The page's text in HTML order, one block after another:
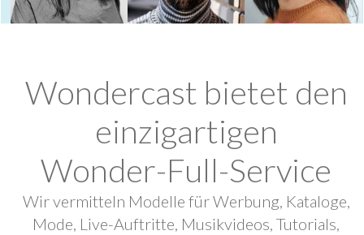
Wondercast bietet den
einzigartigen
Wonder-Full-Service
Wir vermitteln Modelle für Werbung, Kataloge,
Mode, Live-Auftritte, Musikvideos, Tutorials,